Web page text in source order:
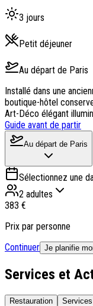
3 jours
Petit déjeuner
Au départ de Paris
Installé dans une
boutique-hôtel
Art-Déco élégant
Guide avant de partir
Au départ de Paris
Sélectionnez une
2 adultes
383 €
Prix par personne
Continuer Je planifie
Services et
Restauration Services